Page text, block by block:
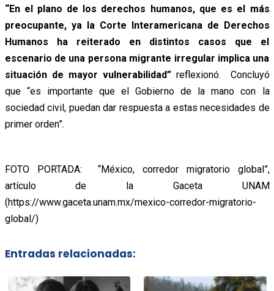
“En el plano de los derechos humanos, que es el más
preocupante, ya la Corte Interamericana de Derechos
Humanos ha reiterado en distintos casos que el
escenario de una persona migrante irregular implica una
situación de mayor vulnerabilidad”reflexionó. Concluyó
que “es importante que el Gobierno de la mano con la
sociedad civil, puedan dar respuesta a estas necesidades de
primer orden”.
FOTO PORTADA: “México, corredor migratorio global”,
artículo de la Gaceta UNAM
(https://www.gaceta.unam.mx/mexico-corredor-migratorio-
global/)
Entradas relacionadas: